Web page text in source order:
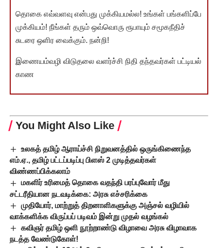
தொகை எவ்வளவு என்பது முக்கியமல்ல! உங்கள் பங்களிப்பே
முக்கியம்! நீங்கள் தரும் ஒவ்வொரு ரூபாயும் சமூகநீதிச்
சுடரை ஒளிர வைக்கும். நன்றி!
இணையம்வழி விடுதலை வளர்ச்சி நிதி தந்தவர்கள் பட்டியல்
காண
You Might Also Like
உலகத் தமிழ் ஆராய்ச்சி நிறுவனத்தில் ஒருங்கிணைந்த
எம்.ஏ., தமிழ் பட்டப்படிப்பு பிளஸ் 2 முடித்தவர்கள்
விண்ணப்பிக்கலாம்
மகளிர் உரிமைத் தொகை வதந்தி பரப்புவோர் மீது
சட்டரீதியான நடவடிக்கை: அரசு எச்சரிக்கை
முதியோர், மாற்றுத் திறனாளிகளுக்கு அஞ்சல் வழியில்
வாக்களிக்க விருப்பப் படிவம் இன்று முதல் வழங்கல்
கவிஞர் தமிழ் ஒளி நூற்றாண்டு விழாவை அரசு விழாவாக
நடத்த வேண்டுகோள்!